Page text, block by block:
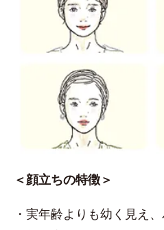
＜顔立ちの特徴＞
・実年齢よりも幼く見え